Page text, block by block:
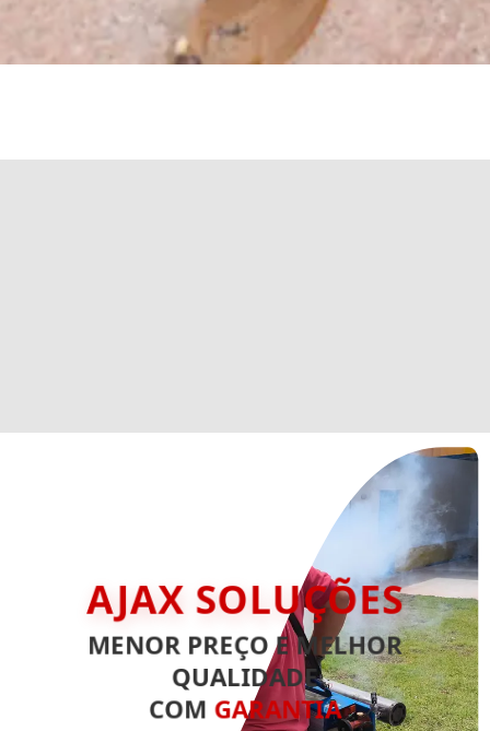
AJAX SOLUÇÕES
MENOR PREÇO E MELHOR
QUALIDADE
COM GARANTIA